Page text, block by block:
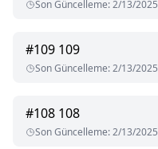
Son Güncelleme:2/13/2025
#109 109
Son Güncelleme:2/13/2025
#108 108
Son Güncelleme:2/13/2025